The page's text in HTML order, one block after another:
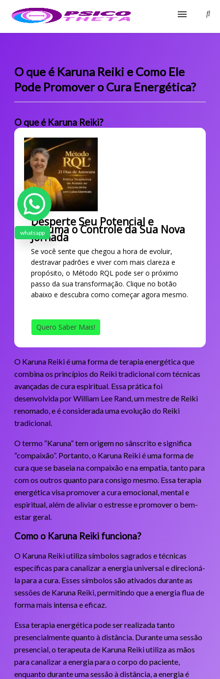
Blog
Glossário
Fale Conosco
O que é Karuna Reiki e Como Ele
Pode Promover o Cura Energética?
O que é Karuna Reiki?
Desperte Seu Potencial e
Assuma o Controle da Sua Nova
Jornada
Se você sente que chegou a hora de evoluir,
destravar padrões e viver com mais clareza e
propósito, o Método RQL pode ser o próximo
passo da sua transformação. Clique no botão
abaixo e descubra como começar agora mesmo.
Quero Saber Mais!
O Karuna Reiki é uma forma de terapia energética que
combina os princípios do Reiki tradicional com técnicas
avançadas de cura espiritual. Essa prática foi
desenvolvida por William Lee Rand, um mestre de Reiki
renomado, e é considerada uma evolução do Reiki
tradicional.
O termo “Karuna” tem origem no sânscrito e significa
“compaixão”. Portanto, o Karuna Reiki é uma forma de
cura que se baseia na compaixão e na empatia, tanto para
com os outros quanto para consigo mesmo. Essa terapia
energética visa promover a cura emocional, mental e
espiritual, além de aliviar o estresse e promover o bem-
estar geral.
Como o Karuna Reiki funciona?
O Karuna Reiki utiliza símbolos sagrados e técnicas
específicas para canalizar a energia universal e direcioná-
la para a cura. Esses símbolos são ativados durante as
sessões de Karuna Reiki, permitindo que a energia flua de
forma mais intensa e eficaz.
Essa terapia energética pode ser realizada tanto
presencialmente quanto à distância. Durante uma sessão
presencial, o terapeuta de Karuna Reiki utiliza as mãos
para canalizar a energia para o corpo do paciente,
enquanto durante uma sessão à distância, a energia é
whatsapp